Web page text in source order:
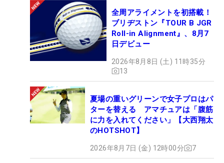
全周アライメントを初搭載！
ブリヂストン『TOUR B JGR
Roll-in Alignment』、8月7
日デビュー
2026年8月8日 (土) 11時35分
13
夏場の重いグリーンで女子プロはパ
ターを替える アマチュアは「腹筋
に力を入れてください」【大西翔太
のHOTSHOT】
2026年8月7日 (金) 12時00分 7